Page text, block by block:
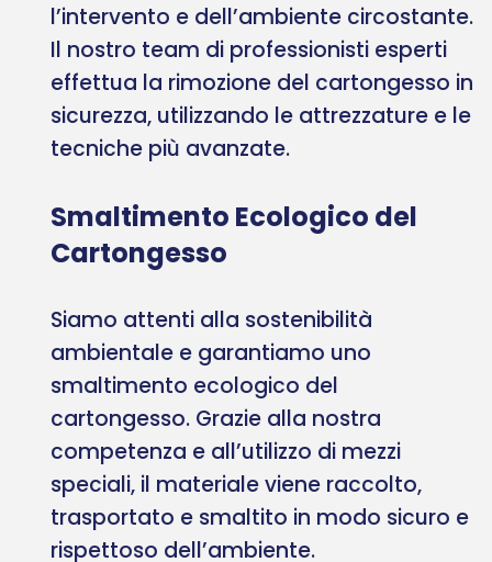
l’intervento e dell’ambiente circostante.
Il nostro team di professionisti esperti
effettua la rimozione del cartongesso in
sicurezza, utilizzando le attrezzature e le
tecniche più avanzate.
Smaltimento Ecologico del
Cartongesso
Siamo attenti alla sostenibilità
ambientale e garantiamo uno
smaltimento ecologico del
cartongesso. Grazie alla nostra
competenza e all’utilizzo di mezzi
speciali, il materiale viene raccolto,
trasportato e smaltito in modo sicuro e
rispettoso dell’ambiente.